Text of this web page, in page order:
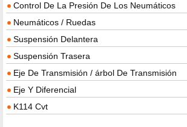
Control De La Presión De Los Neumáticos
Neumáticos / Ruedas
Suspensión Delantera
Suspensión Trasera
Eje De Transmisión / árbol De Transmisión
Eje Y Diferencial
K114 Cvt